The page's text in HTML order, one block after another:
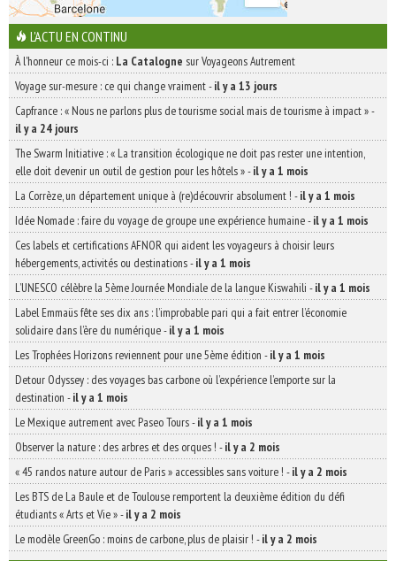
L'ACTU EN CONTINU
À l'honneur ce mois-ci : La Catalogne sur Voyageons Autrement
Voyage sur-mesure : ce qui change vraiment-il y a 13 jours
Capfrance : « Nous ne parlons plus de tourisme social mais de tourisme à impact »-
il y a 24 jours
The Swarm Initiative : « La transition écologique ne doit pas rester une intention,
elle doit devenir un outil de gestion pour les hôtels »-il y a 1 mois
La Corrèze, un département unique à (re)découvrir absolument ! -il y a 1 mois
Idée Nomade : faire du voyage de groupe une expérience humaine-il y a 1 mois
Ces labels et certifications AFNOR qui aident les voyageurs à choisir leurs
hébergements, activités ou destinations-il y a 1 mois
L’UNESCO célèbre la 5ème Journée Mondiale de la langue Kiswahili -il y a 1 mois
Label Emmaüs fête ses dix ans : l’improbable pari qui a fait entrer l’économie
solidaire dans l’ère du numérique-il y a 1 mois
Les Trophées Horizons reviennent pour une 5ème édition -il y a 1 mois
Detour Odyssey : des voyages bas carbone où l’expérience l’emporte sur la
destination -il y a 1 mois
Le Mexique autrement avec Paseo Tours-il y a 1 mois
Observer la nature : des arbres et des orques ! -il y a 2 mois
« 45 randos nature autour de Paris » accessibles sans voiture ! -il y a 2 mois
Les BTS de La Baule et de Toulouse remportent la deuxième édition du défi
étudiants « Arts et Vie »-il y a 2 mois
Le modèle GreenGo : moins de carbone, plus de plaisir ! -il y a 2 mois